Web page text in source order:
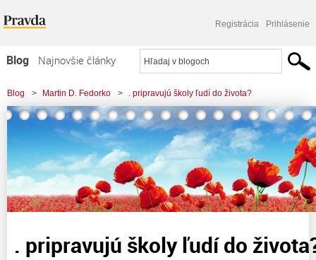
Registrácia Prihlásenie
Blog
Najnovšie články
Najčítanejšie články
Najkomentovanejšie články
Komerčné blogy
Blog > Martin D. Fedorko > . pripravujú školy ľudí do života?
. pripravujú školy ľudí do